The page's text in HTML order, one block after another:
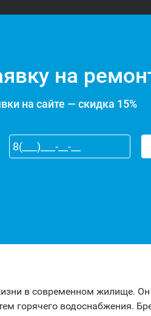
на
на сайте — скидка 15%
в современном жилище.
горячего водоснабжения.